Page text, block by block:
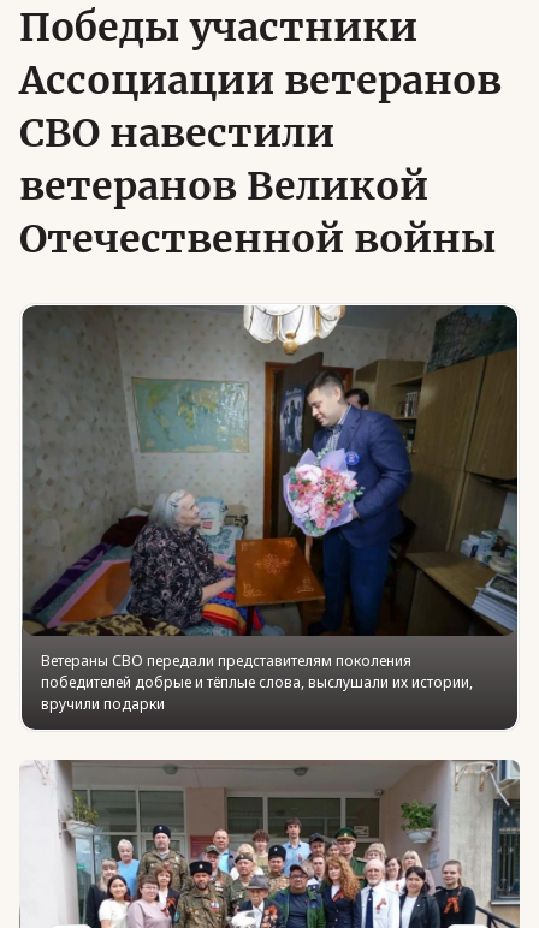
Победы участники
Ассоциации ветеранов
СВО навестили
ветеранов Великой
Отечественной войны
Ветераны СВО передали представителям поколения
победителей добрые и тёплые слова, выслушали их истории,
вручили подарки
Юридическая помощь
Региональные меры поддержки